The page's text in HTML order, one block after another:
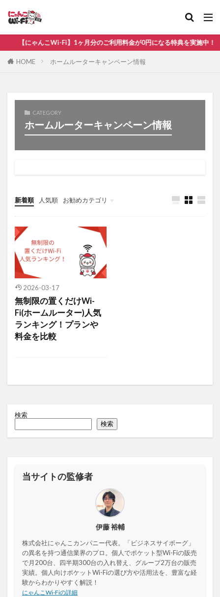
【にゃんこWi-Fi】1ヶ月分のご利用料金が0円になる特典を実施中！
HOME ホームルーターキャンペーン情報
CATEGORY
ホームルーターキャンペーン情報
新着順 人気順 お勧めカテゴリ
2026-03-17
無制限の置くだけWi-
Fi(ホームルーター)人気
ランキング！プランや
料金を比較
検索
検索
当サイトの監修者
伊藤 裕輔
株式会社にゃんこカンパニー代表。「ビジネスサイボーグ」
の異名を持つ通信業界のプロ。個人でポケット型Wi-Fiの販売
で月200台、四半期300台の入れ替え、グループ2万台の販売
実績。個人向けポケットWi-Fiの選び方や活用法を、豊富な経
験からわかりやすく解説！
にゃんこWi-Fiの詳細
比較 無制限
タグ
au WiMAX
ホームルーター
ポケット型Wi-Fi おすすめ
ポケット型Wi-Fi ドコモ
ポケット型Wi-Fi 比較